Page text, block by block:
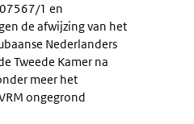
1 en
de afwijzing van het
Nederlanders
Tweede Kamer na
meer het
ongegrond